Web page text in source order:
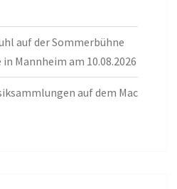
auf der Sommerbühne
Mannheim am 10.08.2026
auf dem Mac